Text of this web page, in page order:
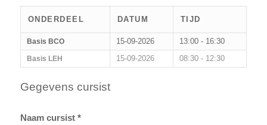
ONDERDEEL DATUM TIJD
Basis BCO 15-09-2026 13:00 - 16:30
Basis LEH 15-09-2026 08:30 - 12:30
Gegevens cursist
Naam cursist *